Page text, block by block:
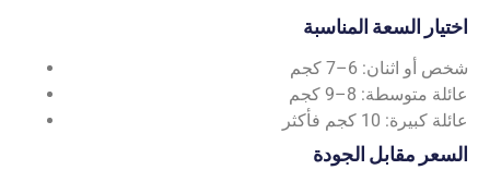
اختيار السعة المناسبة
شخص أو اثنان: 6–7 كجم
عائلة متوسطة: 8–9 كجم
عائلة كبيرة: 10 كجم فأكثر
السعر مقابل الجودة